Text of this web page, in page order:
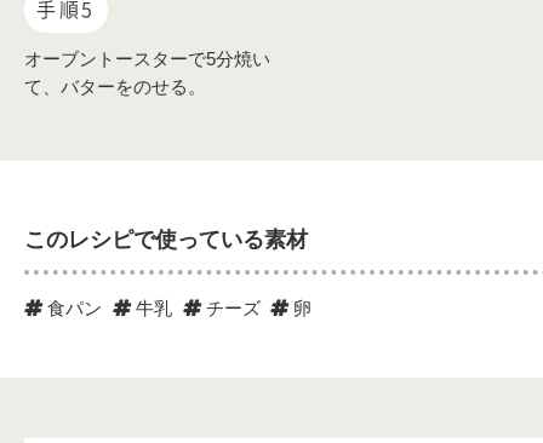
手順5
オーブントースターで5分焼い
て、バターをのせる。
このレシピで使っている素材
食パン 牛乳 チーズ 卵